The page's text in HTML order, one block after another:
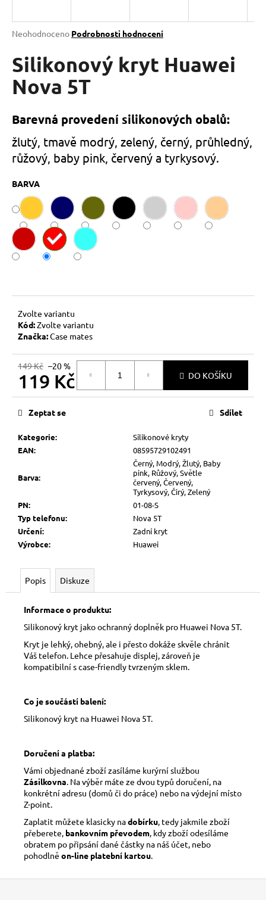
Průměrné
produktu
je
0,0
Neohodnoceno Podrobnosti hodnocení
Silikonový kryt Huawei
Nova 5T
Barevná provedení silikonových obalů:
žlutý, tmavě modrý, zelený, černý, průhledný,
růžový, baby pink, červený a tyrkysový.
BARVA
Zvolte variantu
Kód:Zvolte variantu
Značka:Case mates
149 Kč –20 %
119 Kč
Měrná
DO KOŠÍKU
Kategorie:
Silikonové kryty
EAN: 08595729102491
Barva:
Černý, Modrý, Žlutý, Baby
pink, Růžový, Světle
červený, Červený,
Tyrkysový, Čirý, Zelený
PN:
01-08-S
Typ telefonu:
Nova 5T
Určení:
Zadní kryt
Výrobce: Huawei
Zeptat se Sdílet
Popis Diskuze
Informace o produktu:
Silikonový kryt jako ochranný doplněk pro Huawei Nova 5T.
Kryt je lehký, ohebný, ale i přesto dokáže skvěle chránit
Váš telefon. Lehce přesahuje displej, zároveň je
kompatibilní s case-friendly tvrzeným sklem.
Co je součástí balení:
Silikonový kryt na Huawei Nova 5T.
Doručení a platba:
Vámi objednané zboží zasíláme kurýrní službou
Zásilkovna . Na výběr máte ze dvou typů doručení, na
konkrétní adresu (domů či do práce) nebo na výdejní místo
Z-point.
Zaplatit můžete klasicky nadobírku , tedy jakmile zboží
přeberete, bankovním převodem , kdy zboží odesíláme
obratem po připsání dané částky na náš účet, nebo
pohodlně on-line platební kartou
j
t
?
HLEDAT
D
o
p
o
r
u
j
e
m
e